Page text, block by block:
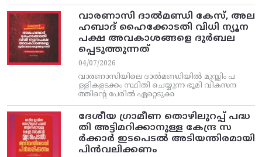
വാരണാസി ദാൽമണ്ഡി കേസ്, അല
ഹബാദ് ഹൈക്കോടതി വിധി ന്യൂന
പക്ഷ അവകാശങ്ങളെ ദുർബല
പ്പെടുത്തുന്നത്
04/07/2026
വാരണാസിയിലെ ദാൽമണ്ഡിയിൽ മുസ്ലിം പ
ള്ളികളടക്കം സ്ഥിതി ചെയ്യുന്ന ഭൂമി വികസന
ത്തിന്റെ പേരിൽ ഏറ്റെടുക്ക
ദേശീയ ഗ്രാമീണ തൊഴിലുറപ്പ്‌ പദ്ധ
തി അട്ടിമറിക്കാനുള്ള കേന്ദ്ര സ
ര്‍ക്കാര്‍ ഇടപെടല്‍ അടിയന്തിരമായി
പിന്‍വലിക്കണം